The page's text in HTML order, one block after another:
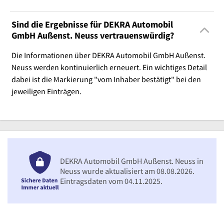
Sind die Ergebnisse für DEKRA Automobil
GmbH Außenst. Neuss vertrauenswürdig?
Die Informationen über DEKRA Automobil GmbH Außenst.
Neuss werden kontinuierlich erneuert. Ein wichtiges Detail
dabei ist die Markierung "vom Inhaber bestätigt" bei den
jeweiligen Einträgen.
DEKRA Automobil GmbH Außenst. Neuss in
Neuss wurde aktualisiert am 08.08.2026.
Eintragsdaten vom 04.11.2025.